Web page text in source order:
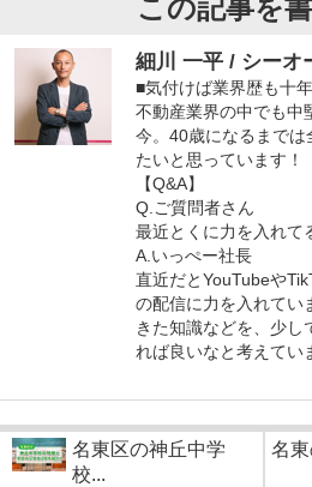
この記事を
細川 一平 / シーオ
■気付けば業界歴も十
不動産業界の中でも中
今。40歳になるまでは
たいと思っています！
【Q&A】
Q.ご質問者さん
最近とくに力を入れて
A.いっぺー社長
直近だとYouTubeや
の配信に力を入れてい
きた知識などを、少し
れば良いなと考えてい
名東区の神丘中学
校...
名